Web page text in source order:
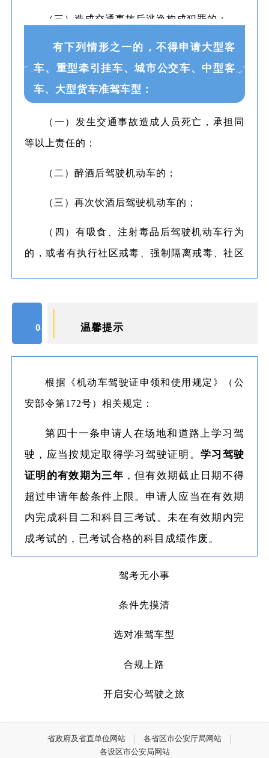
（三）造成交通事故后逃逸构成犯罪的；
（四）饮酒后或者醉酒驾驶机动车发生重大
交通事故构成犯罪的；
（五）醉酒驾驶机动车或者饮酒后驾驶营运
机动车依法被吊销机动车驾驶证未满五年的；
（六）醉酒驾驶营运机动车依法被吊销机动
车驾驶证未满十年的；
（七）驾驶机动车追逐竞驶、超员、超速、
（十二）三年内有代替他人参加机动车驾驶
人考试行为的；
（十三）法律、行政法规规定的其他情形。
未取得机动车驾驶证驾驶机动车，有第一款
第五项至第八项行为之一的，在规定期限内不得
有下列情形之一的，不得申请大型客
车、重型牵引挂车、城市公交车、中型客
车、大型货车准驾车型：
（一）发生交通事故造成人员死亡，承担同
等以上责任的；
（二）醉酒后驾驶机动车的；
（三）再次饮酒后驾驶机动车的；
（四）有吸食、注射毒品后驾驶机动车行为
的，或者有执行社区戒毒、强制隔离戒毒、社区
违反危险化学品安全管理规定运输危险化学品构
成犯罪的；
（六）被吊销或者撤销机动车驾驶证未满十
年的；
（七）未取得机动车驾驶证驾驶机动车，发
生负同等以上责任交通事故造成人员重伤或者死
亡的。
04 温馨提示
根据《机动车驾驶证申领和使用规定》（公
安部令第172号）相关规定：
第四十一条申请人在场地和道路上学习驾
驶，应当按规定取得学习驾驶证明。 学习驾驶
证明的有效期为三年 ，但有效期截止日期不得
超过申请年龄条件上限。申请人应当在有效期
内完成科目二和科目三考试。未在有效期内完
成考试的，已考试合格的科目成绩作废。
驾考无小事
条件先摸清
选对准驾车型
合规上路
开启安心驾驶之旅
省政府及省直单位网站
各省区市公安厅局网站
各设区市公安局网站